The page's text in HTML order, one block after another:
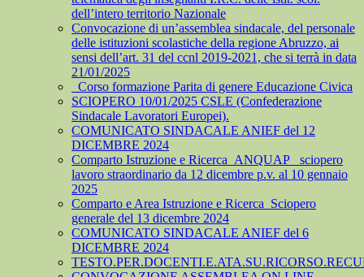
dell’intero territorio Nazionale
Convocazione di un’assemblea sindacale, del personale
delle istituzioni scolastiche della regione Abruzzo, ai
sensi dell’art. 31 del ccnl 2019-2021, che si terrà in data
21/01/2025
_Corso formazione Parita di genere Educazione Civica
SCIOPERO 10/01/2025 CSLE (Confederazione
Sindacale Lavoratori Europei).
COMUNICATO SINDACALE ANIEF del 12
DICEMBRE 2024
Comparto Istruzione e Ricerca_ANQUAP_ sciopero
lavoro straordinario da 12 dicembre p.v. al 10 gennaio
2025
Comparto e Area Istruzione e Ricerca_Sciopero
generale del 13 dicembre 2024
COMUNICATO SINDACALE ANIEF del 6
DICEMBRE 2024